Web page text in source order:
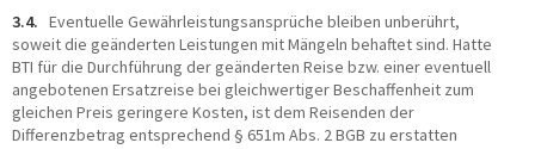
3.4. Eventuelle Gewährleistungsansprüche bleiben unberührt,
soweit die geänderten Leistungen mit Mängeln behaftet sind. Hatte
BTI für die Durchführung der geänderten Reise bzw. einer eventuell
angebotenen Ersatzreise bei gleichwertiger Beschaffenheit zum
gleichen Preis geringere Kosten, ist dem Reisenden der
Differenzbetrag entsprechend § 651m Abs. 2 BGB zu erstatten